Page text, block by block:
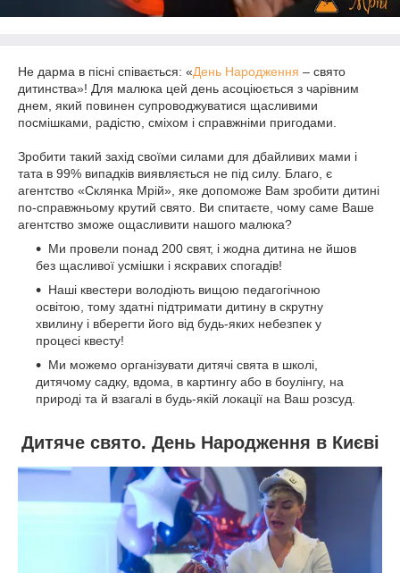
Не дарма в пісні співається: «День Народження – свято
дитинства»! Для малюка цей день асоціюється з чарівним
днем, який повинен супроводжуватися щасливими
посмішками, радістю, сміхом і справжніми пригодами.
Зробити такий захід своїми силами для дбайливих мами і
тата в 99% випадків виявляється не під силу. Благо, є
агентство «Склянка Мрій», яке допоможе Вам зробити дитині
по-справжньому крутий свято. Ви спитаєте, чому саме Ваше
агентство зможе ощасливити нашого малюка?
Ми провели понад 200 свят, і жодна дитина не йшов
без щасливої усмішки і яскравих спогадів!
Наші квестери володіють вищою педагогічною
освітою, тому здатні підтримати дитину в скрутну
хвилину і вберегти його від будь-яких небезпек у
процесі квесту!
Ми можемо організувати дитячі свята в школі,
дитячому садку, вдома, в картингу або в боулінгу, на
природі та й взагалі в будь-якій локації на Ваш розсуд.
Дитяче свято. День Народження в Києві